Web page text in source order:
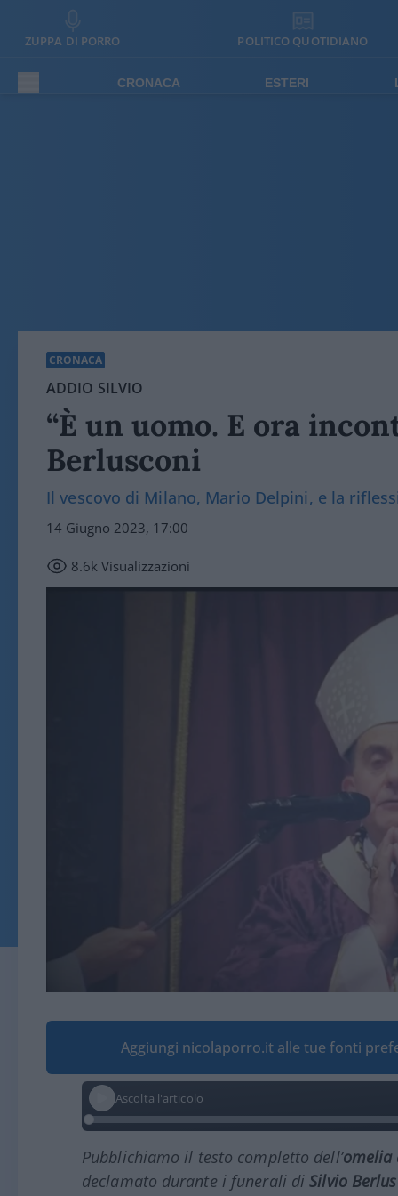
ZUPPA DI PORRO POLITICO QUOTIDIANO
CRONACA ESTERI
CRONACA
ADDIO SILVIO
“È un uomo. E ora
Berlusconi
Il vescovo di Milano, Mario Delpini, e la
14 Giugno 2023, 17:00
8.6k Visualizzazioni
Aggiungi nicolaporro.it alle tue fonti
Ascolta l'articolo
Pubblichiamo il testo completto dell’omelia
declamato durante i funerali diSilvio